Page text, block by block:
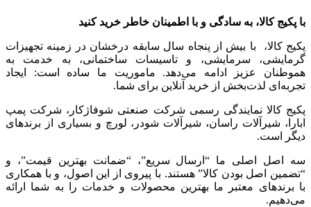
با پکیج کالا، به سادگی و با اطمینان خاطر خرید کنید
پکیج کالا، با بیش از پنجاه سال سابقه درخشان در زمینه تجهیزات
گرمایشی، سرمایشی، و تاسیسات ساختمانی، به خدمت به
هموطنان عزیز ادامه می‌دهد. ماموریت ما ساده است: ایجاد
تجربه‌ای لذت‌بخش از خرید آنلاین برای شما.
پکیج کالا نمایندگی رسمی شرکت صنعتی شوفاژکار، شرکت پمپ
ابارا، شیرآلات راسان، شیرآلات شودر، لورچ و بسیاری از برندهای
دیگر است.
سه اصل اصلی ما “ارسال سریع”، “ضمانت بهترین قیمت”، و
“تضمین اصل بودن کالا” هستند. با پیروی از این اصول، و با همکاری
با برندهای معتبر ما بهترین محصولات و خدمات را به شما ارائه
می‌دهیم.